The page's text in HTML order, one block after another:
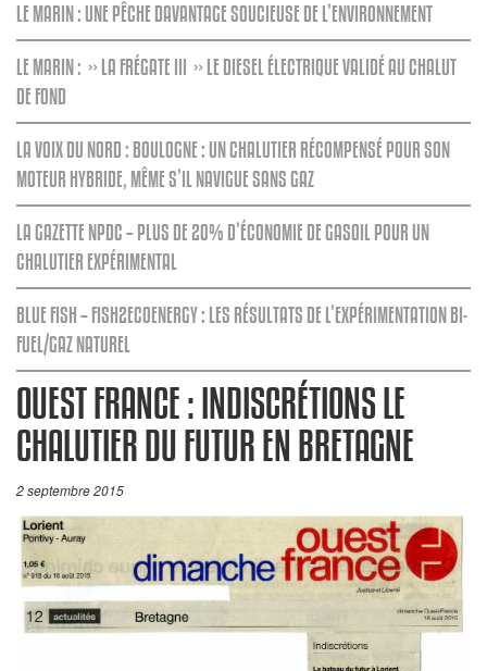
LE MARIN : UNE PÊCHE DAVANTAGE SOUCIEUSE DE L’ENVIRONNEMENT
LE MARIN : » LA FRÉGATE III » LE DIESEL ÉLECTRIQUE VALIDÉ AU CHALUT
DE FOND
LA VOIX DU NORD : BOULOGNE : UN CHALUTIER RÉCOMPENSÉ POUR SON
MOTEUR HYBRIDE, MÊME S’IL NAVIGUE SANS GAZ
LA GAZETTE NPDC – PLUS DE 20% D’ÉCONOMIE DE GASOIL POUR UN
CHALUTIER EXPÉRIMENTAL
BLUE FISH – FISH2ECOENERGY : LES RÉSULTATS DE L’EXPÉRIMENTATION BI-
FUEL/GAZ NATUREL
OUEST FRANCE : INDISCRÉTIONS LE
CHALUTIER DU FUTUR EN BRETAGNE
2 septembre 2015